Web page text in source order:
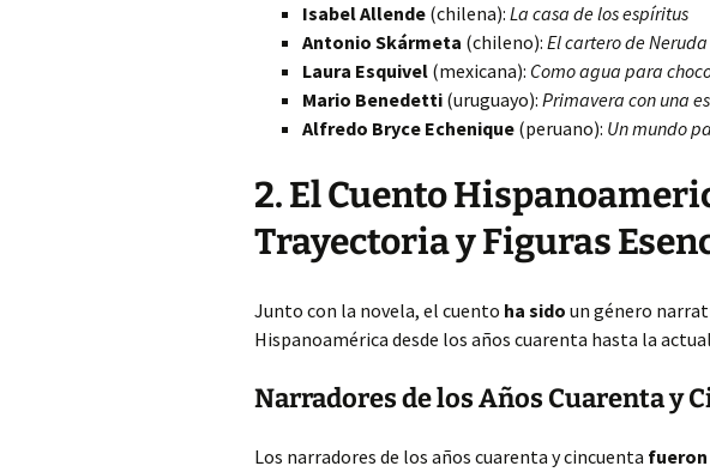
Isabel Allende (chilena): La casa de los espíritus
Antonio Skármeta (chileno): El cartero de Neruda
Laura Esquivel (mexicana): Como agua para
Mario Benedetti (uruguayo): Primavera con una
Alfredo Bryce Echenique (peruano): Un mundo
2. El Cuento
Trayectoria y Figuras
Junto con la novela, el cuento ha sido un género
Hispanoamérica desde los años cuarenta hasta la
Narradores de los Años Cuarenta y
Los narradores de los años cuarenta y cincuenta fueron